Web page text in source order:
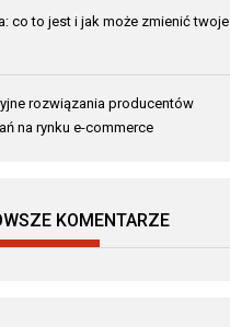
co to jest i jak może zmienić twoje
rozwiązania producentów
na rynku e-commerce
KOMENTARZE